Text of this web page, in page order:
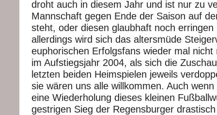
droht auch in diesem Jahr und ist nur zu
Mannschaft gegen Ende der Saison auf
steht, oder diesen glaubhaft noch erringen
allerdings wird sich das altersmüde
euphorischen Erfolgsfans wieder mal
im Aufstiegsjahr 2004, als sich die
letzten beiden Heimspielen jeweils
sie wären uns alle willkommen. Auch
eine Wiederholung dieses kleinen
gestrigen Sieg der Regensburger